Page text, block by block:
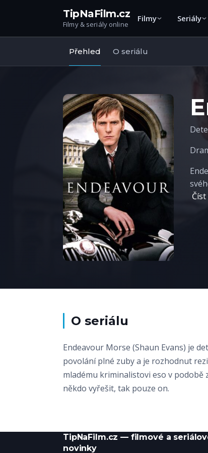
TipNaFilm.cz
Filmy & seriály online
Filmy Seriály
Přehled O seriálu
Číst
O seriálu
Endeavour Morse (Shaun Evans) je
povolání plné zuby a je rozhodnut
mladému kriminalistovi eso v
někdo vyřešit, tak pouze on.
TipNaFilm.cz — filmové a
novinky